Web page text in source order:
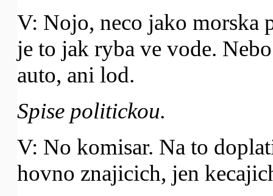
V: Nojo, neco jako morska
je to jak ryba ve vode.
auto, ani lod.
Spise politickou.
V: No komisar. Na to
hovno znajicich, jen